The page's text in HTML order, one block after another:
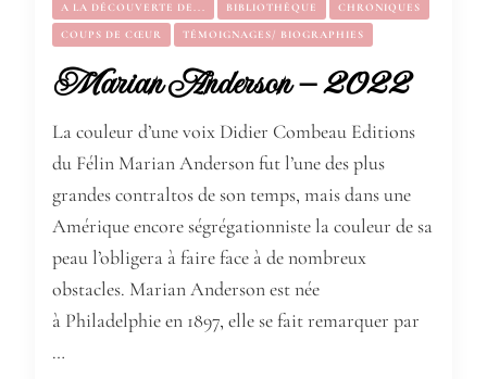
A LA DÉCOUVERTE DE... BIBLIOTHÈQUE CHRONIQUES
COUPS DE CŒUR TÉMOIGNAGES/ BIOGRAPHIES
Marian Anderson – 2022
La couleur d’une voix Didier Combeau Editions
du Félin Marian Anderson fut l’une des plus
grandes contraltos de son temps, mais dans une
Amérique encore ségrégationniste la couleur de sa
peau l’obligera à faire face à de nombreux
obstacles. Marian Anderson est née
à Philadelphie en 1897, elle se fait remarquer par
…